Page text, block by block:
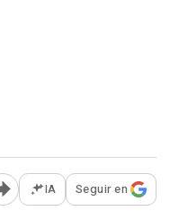
Abrir opciones para
IA Seguir en